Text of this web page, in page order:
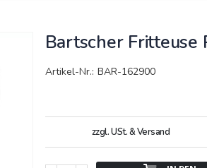
Bartscher Fritteuse
Artikel-Nr.: BAR-162900
zzgl. USt. & Versand